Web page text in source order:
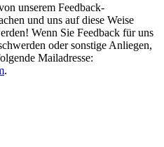
unserem Feedback-
und uns auf diese Weise
Wenn Sie Feedback für uns
oder sonstige Anliegen,
Mailadresse:
.